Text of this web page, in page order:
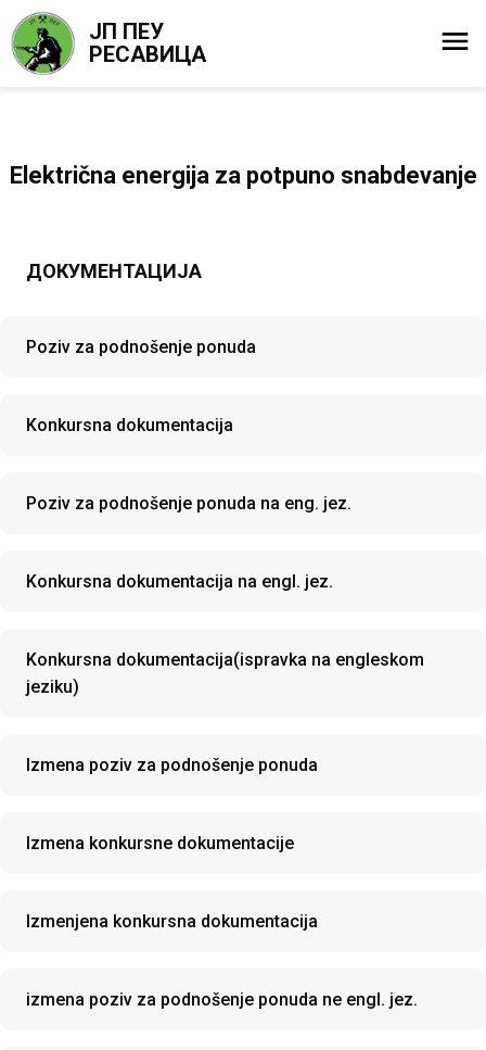
ЈП ПЕУ
РЕСАВИЦА
Električna energija za potpuno snabdevanje
ДОКУМЕНТАЦИЈА
Poziv za podnošenje ponuda
Konkursna dokumentacija
Poziv za podnošenje ponuda na eng. jez.
Konkursna dokumentacija na engl. jez.
Konkursna dokumentacija(ispravka na engleskom
jeziku)
Izmena poziv za podnošenje ponuda
Izmena konkursne dokumentacije
Izmenjena konkursna dokumentacija
izmena poziv za podnošenje ponuda ne engl. jez.